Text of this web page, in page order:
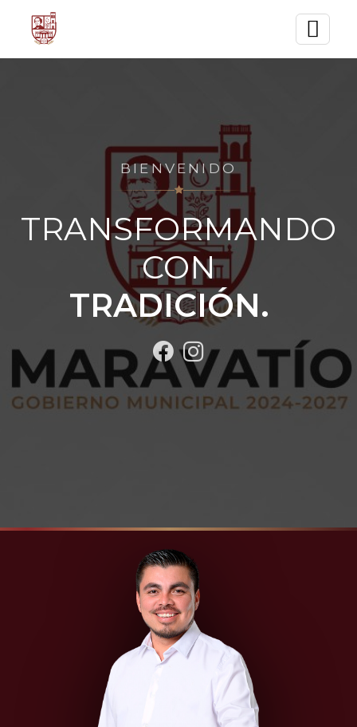
BIENVENIDO
TRANSFORMANDO
CON
TRADICIÓN.